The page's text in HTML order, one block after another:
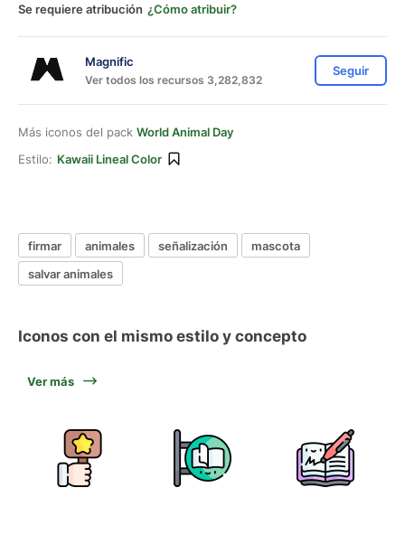
Se requiere atribución ¿Cómo atribuir?
Magnific
Ver todos los recursos 3,282,832
Seguir
Más iconos del pack World Animal Day
Estilo: Kawaii Lineal Color
firmar animales señalización
mascota
salvar animales
Iconos con el mismo estilo y concepto
Ver más